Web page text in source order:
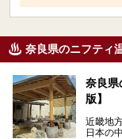
奈良県のニフティ
奈良県
版】
近畿地
日本の